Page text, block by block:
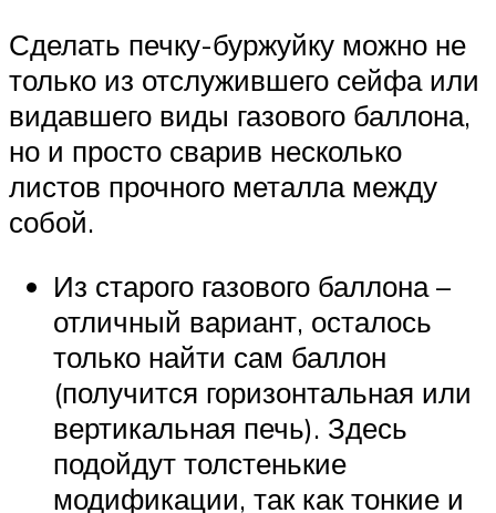
Сделать печку-буржуйку можно не
только из отслужившего сейфа или
видавшего виды газового баллона,
но и просто сварив несколько
листов прочного металла между
собой.
Из старого газового баллона –
отличный вариант, осталось
только найти сам баллон
(получится горизонтальная или
вертикальная печь). Здесь
подойдут толстенькие
модификации, так как тонкие и